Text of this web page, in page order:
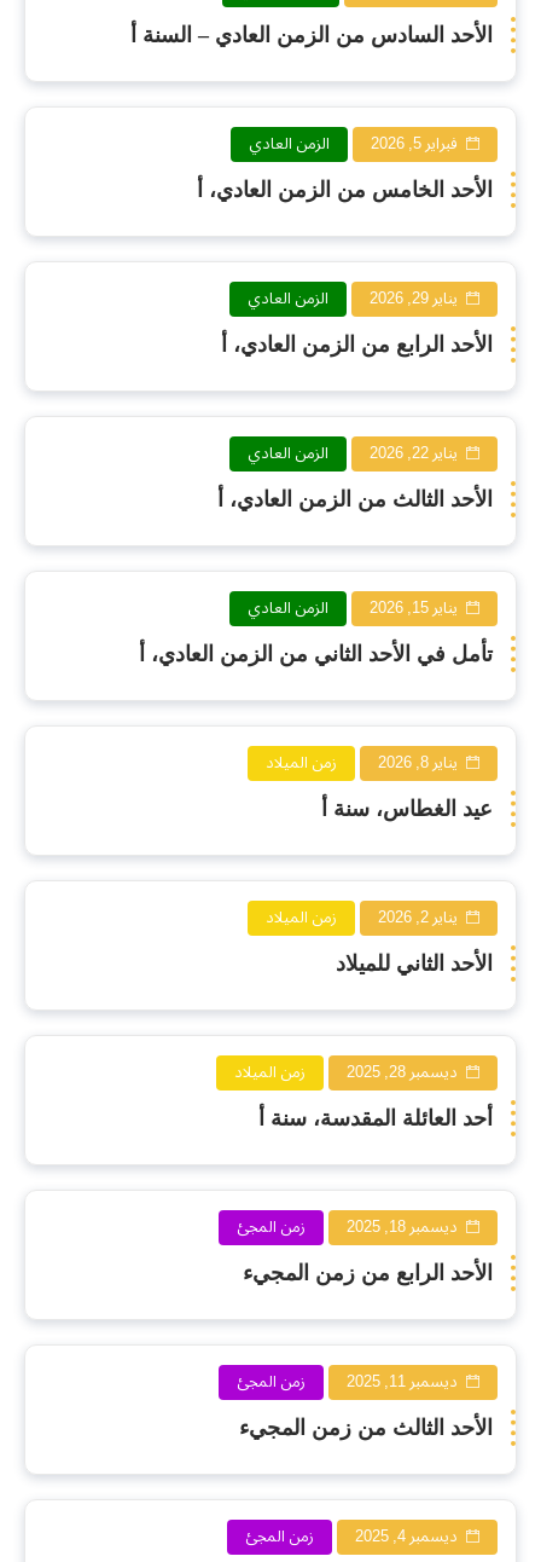
الأحد السادس من الزمن العادي – السنة أ
فبراير 5, 2026 الزمن العادي
الأحد الخامس من الزمن العادي، أ
يناير 29, 2026 الزمن العادي
الأحد الرابع من الزمن العادي، أ
يناير 22, 2026 الزمن العادي
الأحد الثالث من الزمن العادي، أ
يناير 15, 2026 الزمن العادي
تأمل في الأحد الثاني من الزمن العادي، أ
يناير 8, 2026 زمن الميلاد
عيد الغطاس، سنة أ
يناير 2, 2026 زمن الميلاد
الأحد الثاني للميلاد
ديسمبر 28, 2025 زمن الميلاد
أحد العائلة المقدسة، سنة أ
ديسمبر 18, 2025 زمن المجئ
الأحد الرابع من زمن المجيء
ديسمبر 11, 2025 زمن المجئ
الأحد الثالث من زمن المجيء
ديسمبر 4, 2025 زمن المجئ